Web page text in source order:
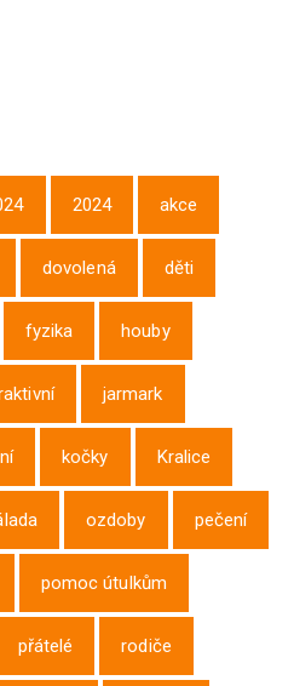
2024 akce
dovolená děti
fyzika houby
jarmark
kočky Kralice
ozdoby pečení
pomoc útulkům
přátelé rodiče